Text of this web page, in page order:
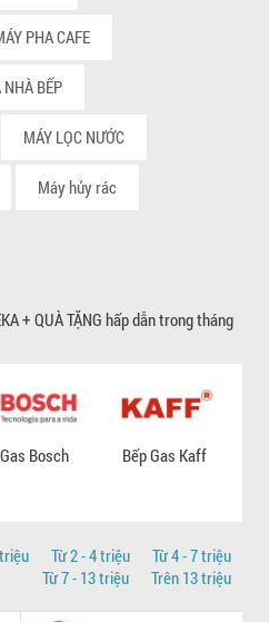
PHA CAFE
NHÀ BẾP
MÁY LỌC NƯỚC
Máy hủy rác
Bosch Bếp Gas Kaff
Từ 2 - 4 triệu
Từ 4 - 7 triệu
Từ 7 - 13 triệu
Trên 13 triệu